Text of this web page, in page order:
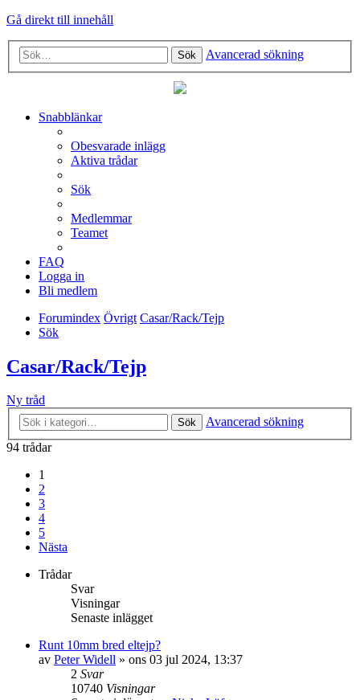
Gå direkt till innehåll
Sök Avancerad sökning
Snabblänkar
Obesvarade inlägg
Aktiva trådar
Sök
Medlemmar
Teamet
FAQ
Logga in
Bli medlem
Forumindex Övrigt Casar/Rack/Tejp
Sök
Casar/Rack/Tejp
Ny tråd
Sök
Avancerad sökning
94 trådar
1
2
3
4
5
Nästa
Trådar
Svar
Visningar
Senaste inlägget
Runt 10mm bred eltejp?
av Peter Widell » ons 03 jul 2024, 13:37
2 Svar
10740 Visningar